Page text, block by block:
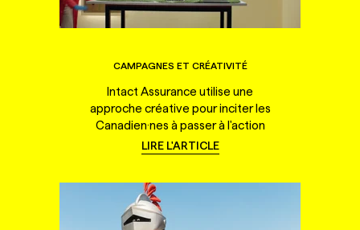
CAMPAGNES ET CRÉATIVITÉ
Intact Assurance utilise une
approche créative pour inciter les
Canadien·nes à passer à l'action
LIRE L'ARTICLE